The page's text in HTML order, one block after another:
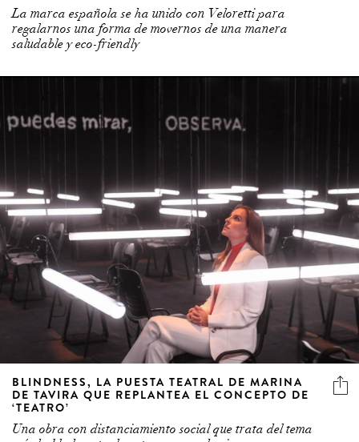
La marca española se ha unido con Veloretti para
regalarnos una forma de movernos de una manera
saludable y eco-friendly
BLINDNESS, LA PUESTA TEATRAL DE MARINA
DE TAVIRA QUE REPLANTEA EL CONCEPTO DE
‘TEATRO’
Una obra con distanciamiento social que trata del tema